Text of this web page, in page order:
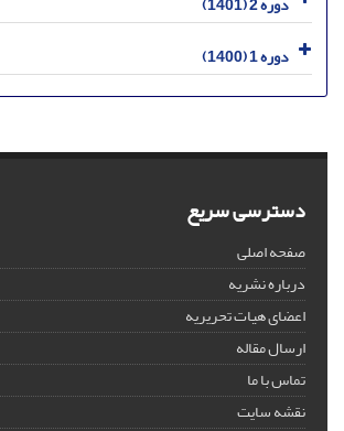
دوره 1 (1400)
دسترسی سریع
صفحه اصلی
درباره نشریه
اعضای هیات تحریریه
ارسال مقاله
تماس با ما
نقشه سایت